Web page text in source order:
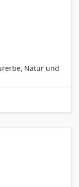
Natur und